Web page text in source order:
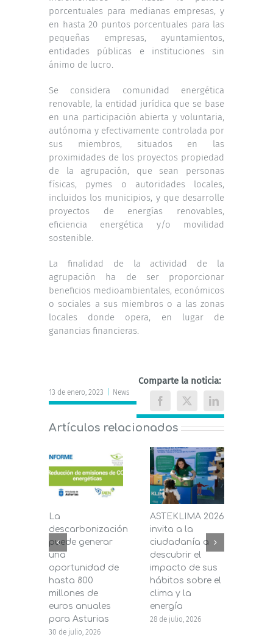
porcentuales para medianas empresas, y
en hasta 20 puntos porcentuales para las
pequeñas empresas, ayuntamientos,
entidades públicas e instituciones sin
ánimo de lucro.
Se considera comunidad energética
renovable, la entidad jurídica que se base
en una participación abierta y voluntaria,
autónoma y efectivamente controlada por
sus miembros, situados en las
proximidades de los proyectos propiedad
de la agrupación, que sean personas
físicas, pymes o autoridades locales,
incluidos los municipios, y que desarrolle
proyectos de energías renovables,
eficiencia energética y/o movilidad
sostenible.
La finalidad de la actividad de la
agrupación ha de ser proporcionar
beneficios medioambientales, económicos
o sociales a sus miembros o a las zonas
locales donde opera, en lugar de
ganancias financieras.
13 de enero, 2023 News
Comparte la noticia:
Facebook
X LinkedIn
Artículos relacionados
La
descarbonización
puede generar
una
oportunidad de
hasta 800
millones de
euros anuales
para Asturias
30 de julio, 2026
ASTEKLIMA 2026
invita a la
ciudadanía a
descubrir el
impacto de sus
hábitos sobre el
clima y la
energía
28 de julio, 2026